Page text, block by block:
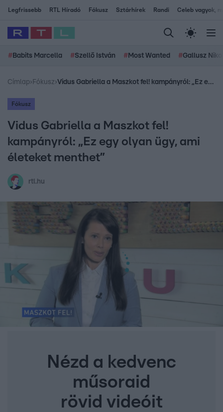
Legfrissebb RTL Híradó Fókusz Sztárhírek Randi Celeb vagyok,
# Babits Marcella #Szellő István # Most Wanted #Gallusz
Címlap› Fókusz› Vidus Gabriella a Maszkot fel! kampányról: „Ez egy olyan ügy, ami életeket menthet”
Fókusz
Vidus Gabriella a Maszkot fel!
kampányról: „Ez egy olyan ügy, ami
életeket menthet”
rtl.hu
Nézd a kedvenc
műsoraid
rövid videóit